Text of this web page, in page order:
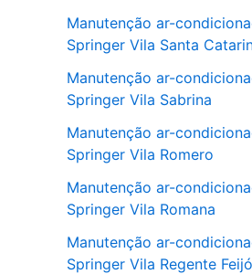
Manutenção ar-
Springer Vila Santa
Manutenção ar-
Springer Vila Sabrina
Manutenção ar-
Springer Vila Romero
Manutenção ar-
Springer Vila Romana
Manutenção ar-
Springer Vila Regente Feijó